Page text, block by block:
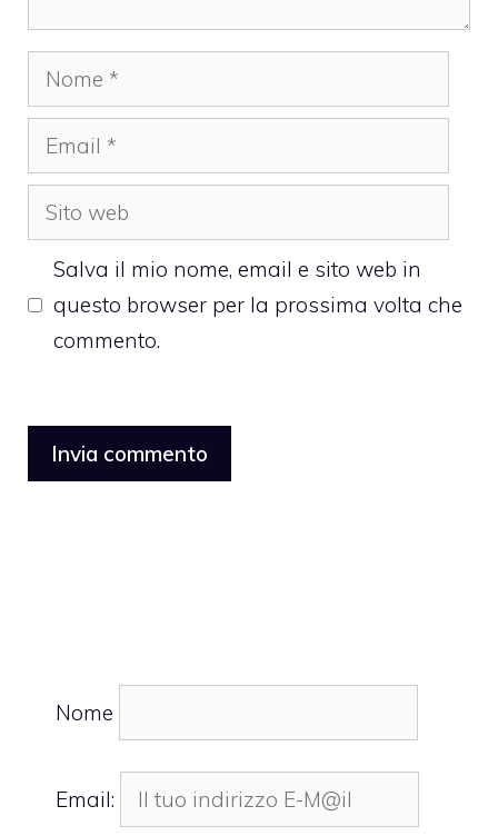
Nome
Email
Sito
web
Salva il mio nome, email e sito web in
questo browser per la prossima volta che
commento.
Nome
Email: